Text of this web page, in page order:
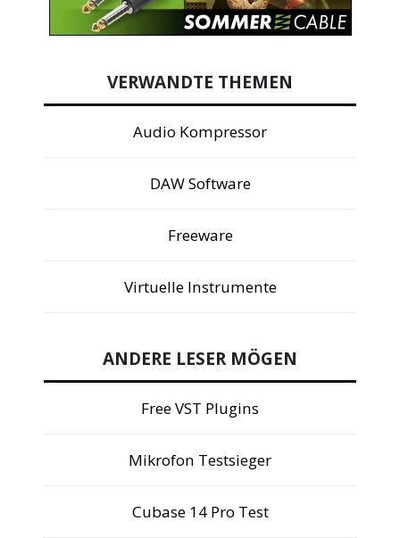
VERWANDTE THEMEN
Audio Kompressor
DAW Software
Freeware
Virtuelle Instrumente
ANDERE LESER MÖGEN
Free VST Plugins
Mikrofon Testsieger
Cubase 14 Pro Test